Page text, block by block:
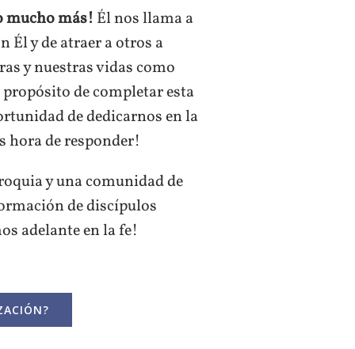
mucho más! Él nos llama a
Él y de atraer a otros a
y nuestras vidas como
de completar esta
de dedicarnos en la
hora de responder!
y una comunidad de
de discípulos
adelante en la fe!